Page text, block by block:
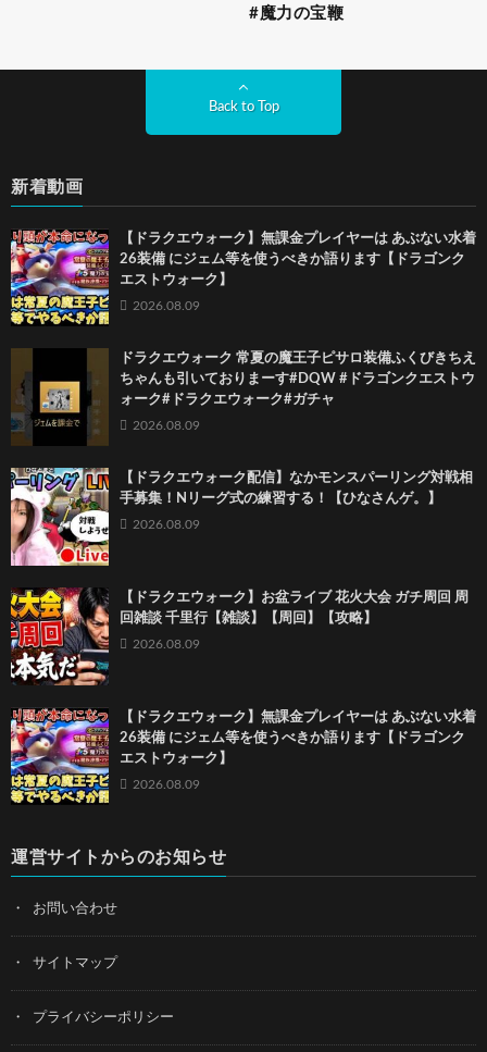
#魔力の宝鞭
Back to Top
新着動画
【ドラクエウォーク】無課金プレイヤーは あぶない水着
26装備 にジェム等を使うべきか語ります【ドラゴンク
エストウォーク】
2026.08.09
ドラクエウォーク 常夏の魔王子ピサロ装備ふくびきちえ
ちゃんも引いておりまーす#DQW #ドラゴンクエストウ
ォーク#ドラクエウォーク#ガチャ
2026.08.09
【ドラクエウォーク配信】なかモンスパーリング対戦相
手募集！Nリーグ式の練習する！【ひなさんゲ。】
2026.08.09
【ドラクエウォーク】お盆ライブ 花火大会 ガチ周回 周
回雑談 千里行【雑談】【周回】【攻略】
2026.08.09
【ドラクエウォーク】無課金プレイヤーは あぶない水着
26装備 にジェム等を使うべきか語ります【ドラゴンク
エストウォーク】
2026.08.09
運営サイトからのお知らせ
お問い合わせ
サイトマップ
プライバシーポリシー